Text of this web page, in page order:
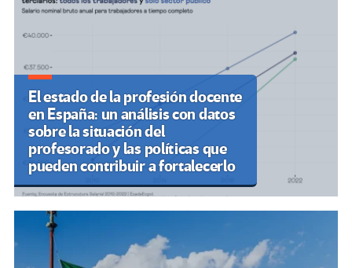
El estado de la profesión docente
en España: un análisis con datos
sobre la situación del
profesorado y las políticas que
pueden contribuir a fortalecerlo